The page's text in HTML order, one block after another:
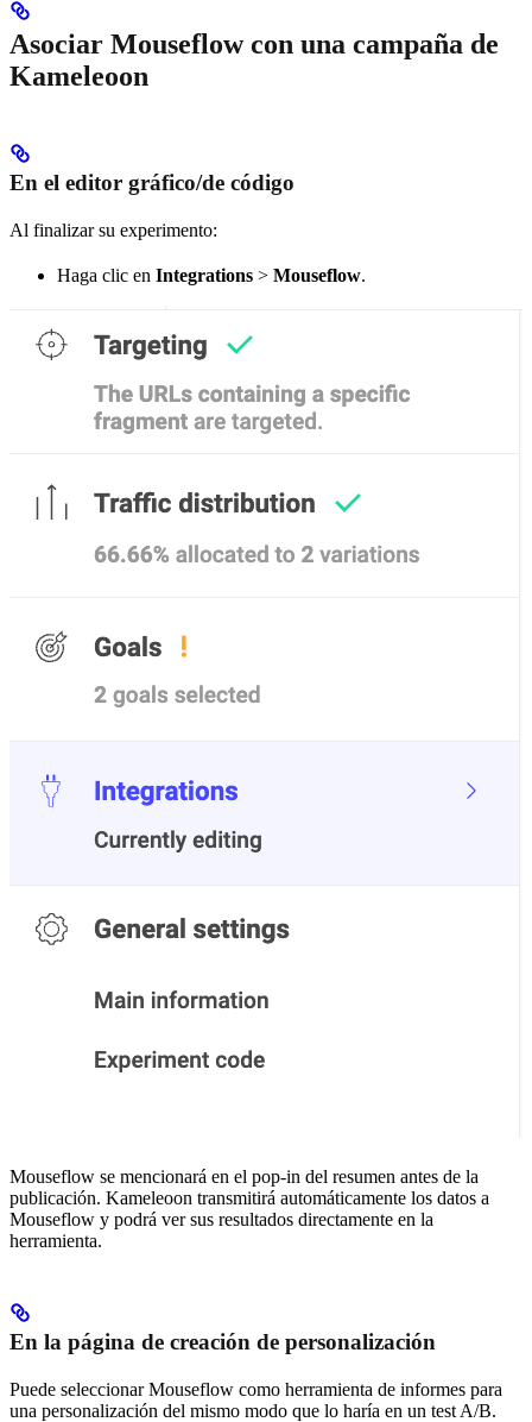
Asociar Mouseflow con una campaña de
Kameleoon
En el editor gráfico/de código
Al finalizar su experimento:
Haga clic en Integrations > Mouseflow.
Mouseflow se mencionará en el pop-in del resumen antes de la
publicación. Kameleoon transmitirá automáticamente los datos a
Mouseflow y podrá ver sus resultados directamente en la
herramienta.
En la página de creación de personalización
Puede seleccionar Mouseflow como herramienta de informes para
una personalización del mismo modo que lo haría en un test A/B.